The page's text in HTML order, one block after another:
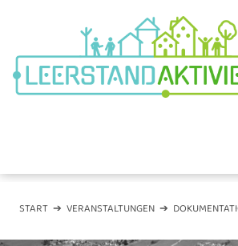
START ➔ VERANSTALTUNGEN ➔